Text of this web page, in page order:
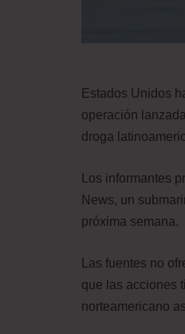
Estados Unidos
operación
droga
Los informantes
News, un
próxima semana.
Las fuentes no
que las acciones
norteamericano